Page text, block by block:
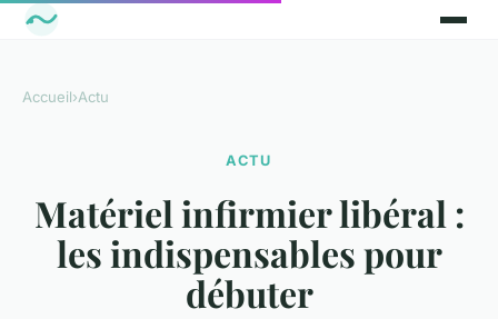
Accueil›Actu
ACTU
Matériel infirmier libéral :
les indispensables pour
débuter